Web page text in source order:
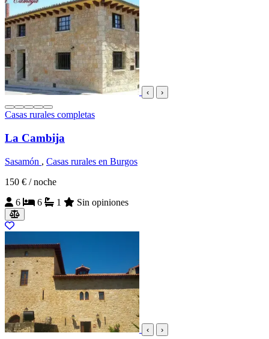
‹ ›
Casas rurales completas
La Cambija
Sasamón , Casas rurales en Burgos
150 € / noche
6
6 1 Sin opiniones
‹ ›